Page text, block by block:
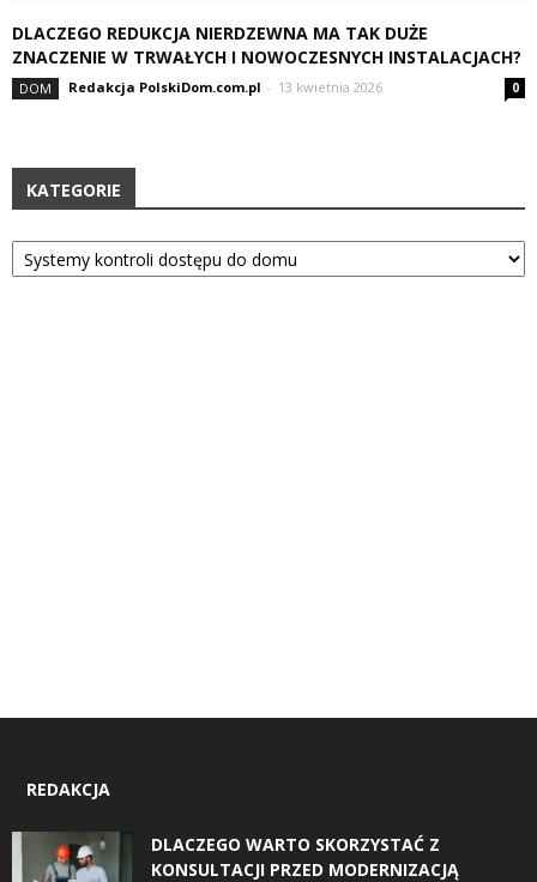
DLACZEGO REDUKCJA NIERDZEWNA MA TAK DUŻE
ZNACZENIE W TRWAŁYCH I NOWOCZESNYCH INSTALACJACH?
DOM Redakcja PolskiDom.com.pl - 13 kwietnia 2026 0
KATEGORIE
Kategorie
REDAKCJA
DLACZEGO WARTO SKORZYSTAĆ Z
KONSULTACJI PRZED MODERNIZACJĄ